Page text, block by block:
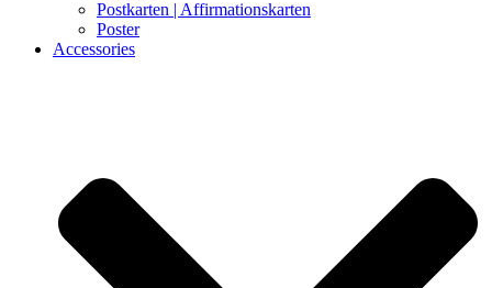
Postkarten | Affirmationskarten
Poster
Accessories